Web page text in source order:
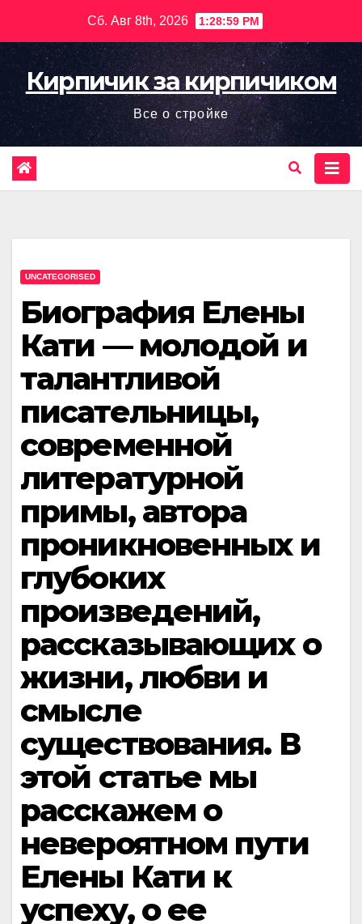
содержимому
Сб. Авг 8th, 2026 1:29:00 PM
Кирпичик за кирпичиком
Все о стройке
UNCATEGORISED
Биография Елены
Кати — молодой и
талантливой
писательницы,
современной
литературной
примы, автора
проникновенных и
глубоких
произведений,
рассказывающих о
жизни, любви и
смысле
существования. В
этой статье мы
расскажем о
невероятном пути
Елены Кати к
успеху, о ее